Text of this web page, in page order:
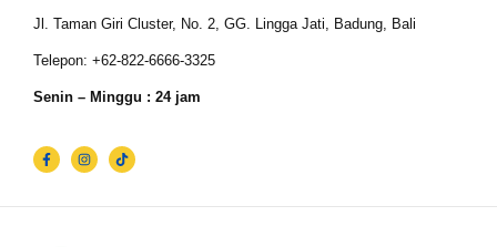
Lokasi Pengiriman & Pengembalian
Jl. Taman Giri Cluster, No. 2, GG. Lingga Jati, Badung, Bali
Telepon: +62-822-6666-3325
Senin – Minggu : 24 jam